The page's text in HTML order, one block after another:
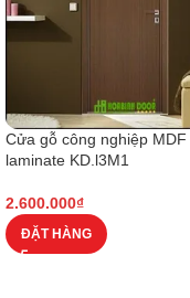
Cửa gỗ công nghiệp MDF
laminate KD.l3M1
2.600.000₫
ĐẶT HÀNG